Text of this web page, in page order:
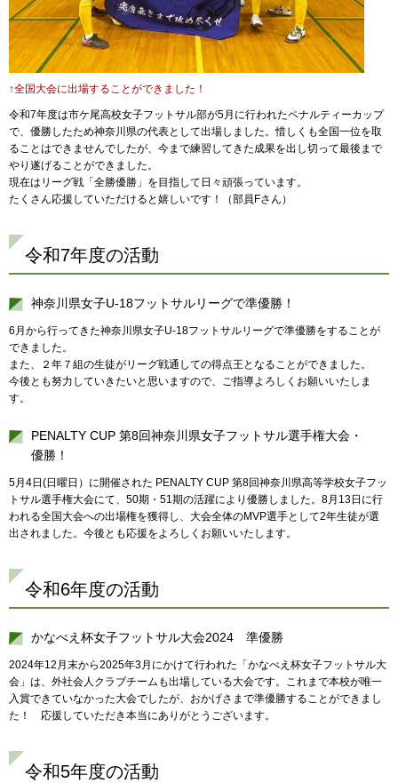
↑全国大会に出場することができました！
令和7年度は市ケ尾高校女子フットサル部が5月に行われたペナルティーカップ
で、優勝したため神奈川県の代表として出場しました。惜しくも全国一位を取
ることはできませんでしたが、今まで練習してきた成果を出し切って最後まで
やり遂げることができました。
現在はリーグ戦「全勝優勝」を目指して日々頑張っています。
たくさん応援していただけると嬉しいです！（部員Fさん）
令和7年度の活動
神奈川県女子U-18フットサルリーグで準優勝！
6月から行ってきた神奈川県女子U-18フットサルリーグで準優勝をすることが
できました。
また、２年７組の生徒がリーグ戦通しての得点王となることができました。
今後とも努力していきたいと思いますので、ご指導よろしくお願いいたしま
す。
PENALTY CUP 第8回神奈川県女子フットサル選手権大会・
優勝！
5月4日(日曜日）に開催された PENALTY CUP 第8回神奈川県高等学校女子フッ
トサル選手権大会にて、50期・51期の活躍により優勝しました。8月13日に行
われる全国大会への出場権を獲得し、大会全体のMVP選手として2年生徒が選
出されました。今後とも応援をよろしくお願いいたします。
令和6年度の活動
かなべえ杯女子フットサル大会2024 準優勝
2024年12月末から2025年3月にかけて行われた「かなべえ杯女子フットサル大
会」は、外社会人クラブチームも出場している大会です。これまで本校が唯一
入賞できていなかった大会でしたが、おかげさまで準優勝することができまし
た！ 応援していただき本当にありがとうございます。
令和5年度の活動